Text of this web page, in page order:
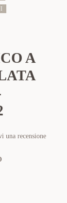
A
una recensione